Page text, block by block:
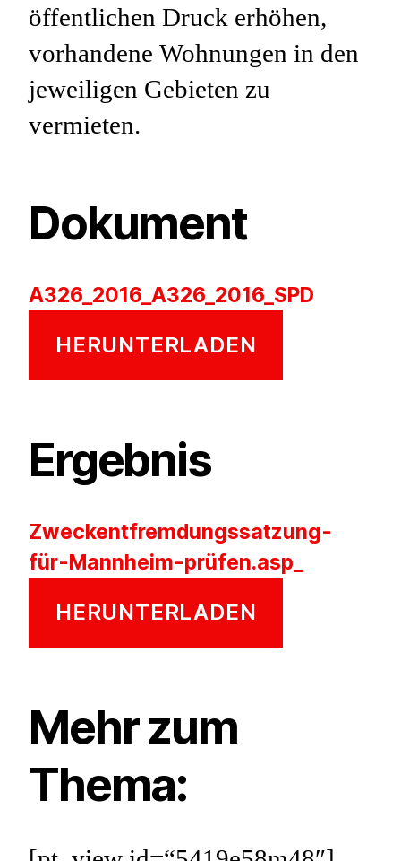
öffentlichen Druck erhöhen,
vorhandene Wohnungen in den
jeweiligen Gebieten zu
vermieten.
Dokument
A326_2016_A326_2016_SPD
HERUNTERLADEN
Ergebnis
Zweckentfremdungssatzung-
für-Mannheim-prüfen.asp_
HERUNTERLADEN
Mehr zum
Thema: